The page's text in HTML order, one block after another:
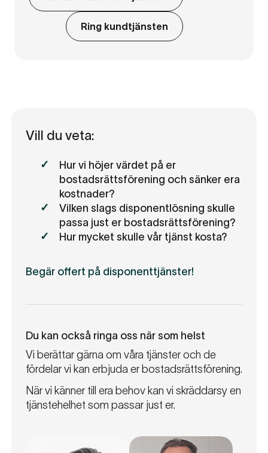
Ring kundtjänsten
Vill du veta:
Hur vi höjer värdet på er
bostadsrättsförening och sänker era
kostnader?
Vilken slags disponentlösning skulle
passa just er bostadsrättsförening?
Hur mycket skulle vår tjänst kosta?
Begär offert på disponenttjänster!
Du kan också ringa oss när som helst
Vi berättar gärna om våra tjänster och de
fördelar vi kan erbjuda er bostadsrättsförening.
När vi känner till era behov kan vi skräddarsy en
tjänstehelhet som passar just er.